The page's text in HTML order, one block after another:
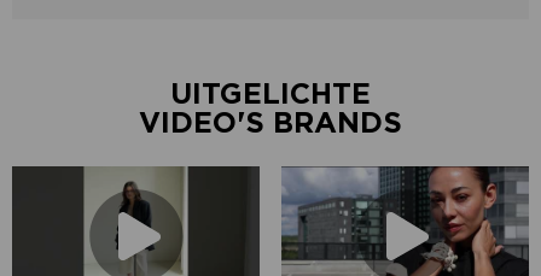
UITGELICHTE
VIDEO'S BRANDS